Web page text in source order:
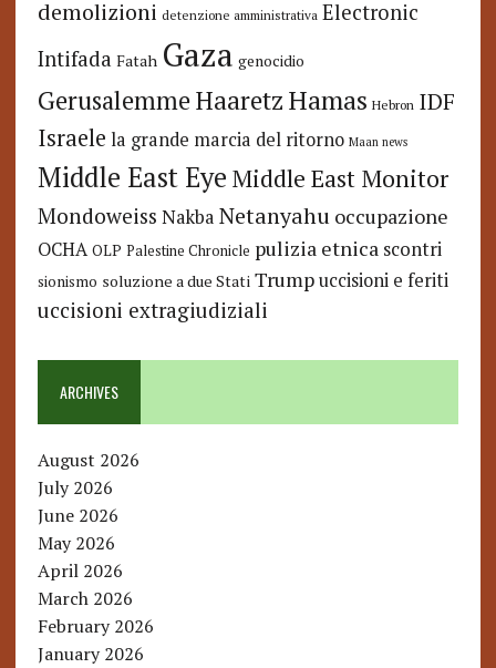
demolizioni detenzione amministrativa Electronic
Intifada Fatah Gaza genocidio
GerusalemmeHaaretzHamas Hebron IDF
Israele la grande marcia del ritorno Maan news
Middle East Eye Middle East Monitor
Mondoweiss Nakba Netanyahu occupazione
OCHA OLP Palestine Chronicle pulizia etnica scontri
sionismo soluzione a due Stati Trump uccisioni e feriti
uccisioni extragiudiziali
ARCHIVES
August 2026
July 2026
June 2026
May 2026
April 2026
March 2026
February 2026
January 2026